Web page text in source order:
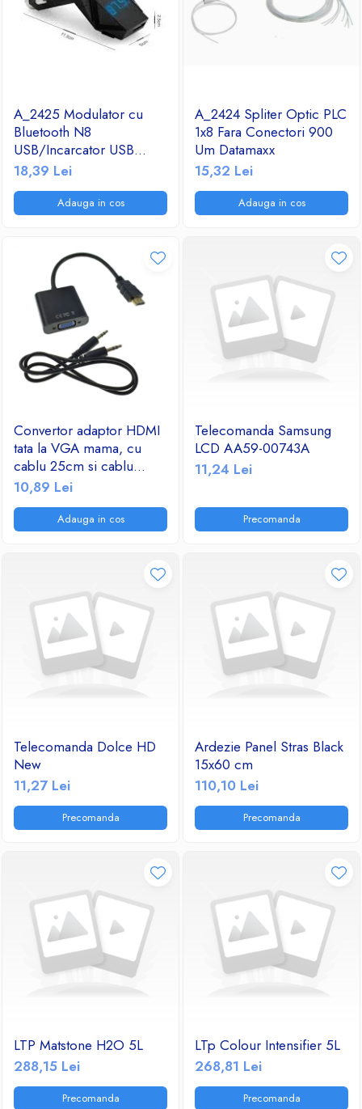
A_2425 Modulator cu
Bluetooth N8
USB/Incarcator USB
2.1A/TF/FM Radio
18,39 Lei
Adauga in cos
A_2424 Spliter Optic PLC
1x8 Fara Conectori 900
Um Datamaxx
15,32 Lei
Adauga in cos
Convertor adaptor HDMI
tata la VGA mama, cu
cablu 25cm si cablu
audio jack 3.5mm tata-tata
10,89 Lei
Adauga in cos
Telecomanda Samsung
LCD AA59-00743A
11,24 Lei
Precomanda
Telecomanda Dolce HD
New
11,27 Lei
Precomanda
Ardezie Panel Stras Black
15x60 cm
110,10 Lei
Precomanda
LTP Matstone H2O 5L
288,15 Lei
Precomanda
LTp Colour Intensifier 5L
268,81 Lei
Precomanda